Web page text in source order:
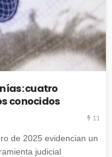
cuatro
conocidos
11
de 2025 evidencian un
judicial